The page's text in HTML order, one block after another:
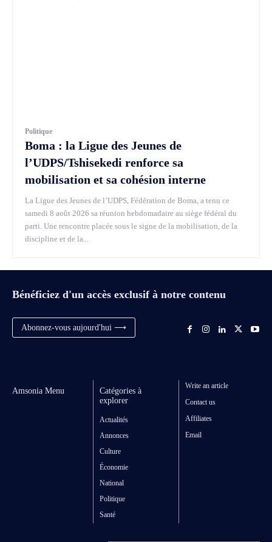
Politique
Boma : la Ligue des Jeunes de
l’UDPS/Tshisekedi renforce sa
mobilisation et sa cohésion interne
La Ligue des Jeunes de l’UDPS, Fédération de Boma, a tenu ce
samedi 8 août 2026 sa réunion hebdomadaire au siège fédéral du
parti. Une rencontre placée sous le signe de la mobilisation, de la
discipline et de la...
Bénéficiez d'un accès exclusif à notre contenu
Abonnez-vous aujourd'hui ⟶
Amsonia Menu
Catégories à
explorer
Actualités
Annonces
Culture
Économie
National
Politique
Santé
Write an article
Contact us
Affiliates
Email